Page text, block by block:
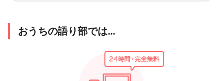
おうちの語り部では…